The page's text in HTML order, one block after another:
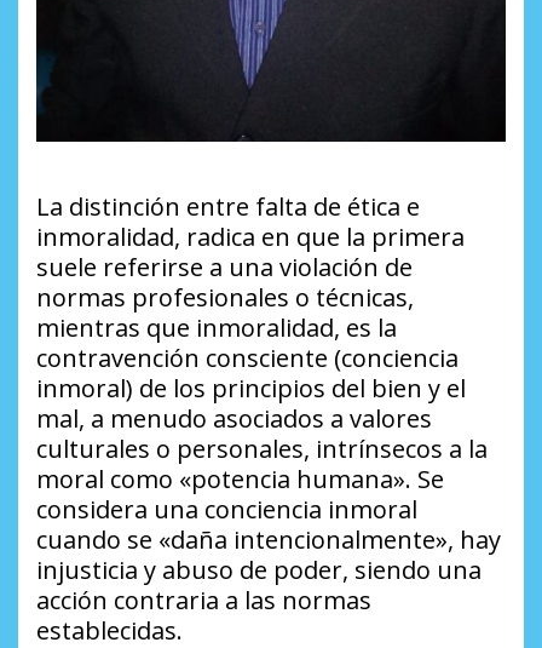
La distinción entre falta de ética e
inmoralidad, radica en que la primera
suele referirse a una violación de
normas profesionales o técnicas,
mientras que inmoralidad, es la
contravención consciente (conciencia
inmoral) de los principios del bien y el
mal, a menudo asociados a valores
culturales o personales, intrínsecos a la
moral como «potencia humana». Se
considera una conciencia inmoral
cuando se «daña intencionalmente», hay
injusticia y abuso de poder, siendo una
acción contraria a las normas
establecidas.